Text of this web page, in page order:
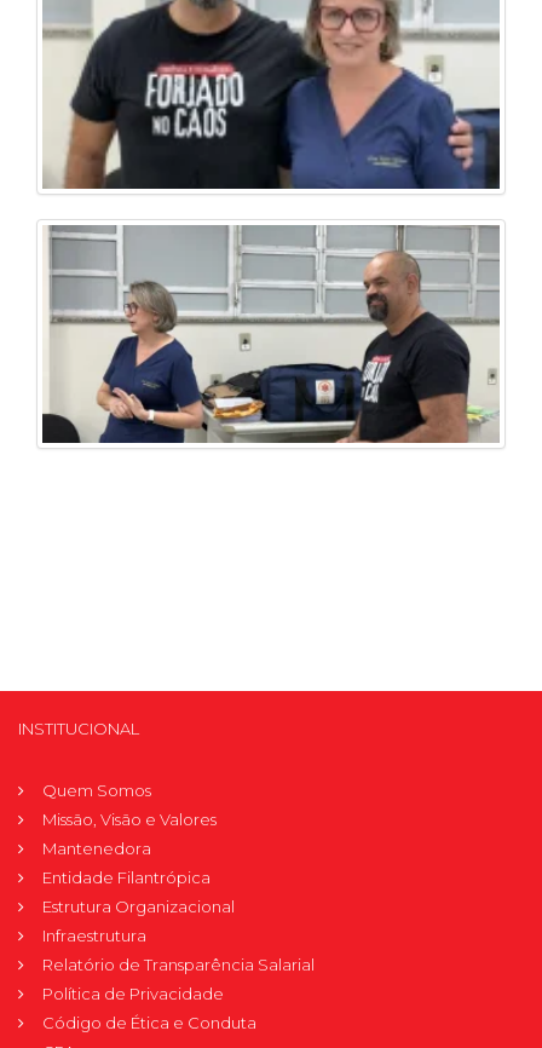
INSTITUCIONAL
Quem Somos
Missão, Visão e Valores
Mantenedora
Entidade Filantrópica
Estrutura Organizacional
Infraestrutura
Relatório de Transparência Salarial
Política de Privacidade
Código de Ética e Conduta